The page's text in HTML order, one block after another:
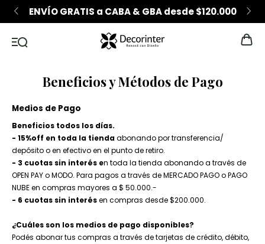
ENVÍO GRATIS a CABA & GBA desde $120.000
Beneficios y Métodos de Pago
Medios de Pago
Beneficios todos los días.
- 15%off en toda la tiendaabonando por transferencia/
depósito o en efectivo en el punto de retiro.
- 3 cuotas sin interés en toda la tienda abonando a través de
OPEN PAY o MODO. Para pagos a través de MERCADO PAGO o PAGO
NUBE en compras mayores a $ 50.000.-
- 6 cuotas sin interésen compras desde $200.000.
¿Cuáles son los medios de pago disponibles?
Podés abonar tus compras a través de tarjetas de crédito, débito,